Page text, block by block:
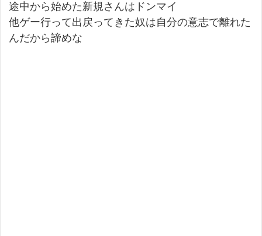
途中から始めた新規さんはドンマイ
他ゲー行って出戻ってきた奴は自分の意志で離れた
んだから諦めな